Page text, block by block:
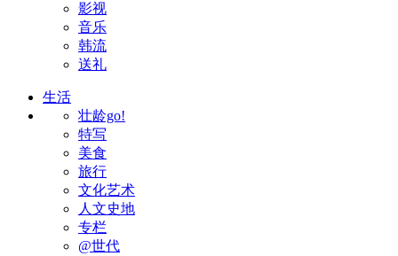
影视
音乐
韩流
送礼
生活
壮龄go!
特写
美食
旅行
文化艺术
人文史地
专栏
@世代